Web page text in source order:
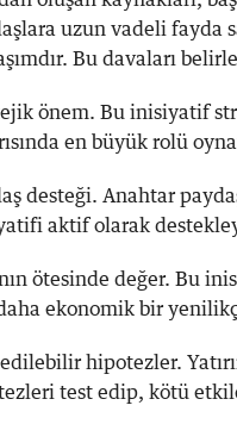
uzun vadeli fayda
Bu davaları
önem. Bu inisiyatif
en büyük rolü
desteği. Anahtar
aktif olarak
ötesinde değer. Bu
ekonomik bir
hipotezler.
test edip, kötü